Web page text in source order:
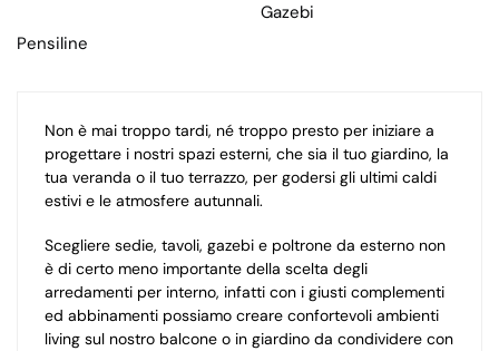
Pensiline
Gazebi
Non è mai troppo tardi, né troppo presto per iniziare a
progettare i nostri spazi esterni, che sia il tuo giardino, la
tua veranda o il tuo terrazzo, per godersi gli ultimi caldi
estivi e le atmosfere autunnali.
Scegliere sedie, tavoli, gazebi e poltrone da esterno non
è di certo meno importante della scelta degli
arredamenti per interno, infatti con i giusti complementi
ed abbinamenti possiamo creare confortevoli ambienti
living sul nostro balcone o in giardino da condividere con